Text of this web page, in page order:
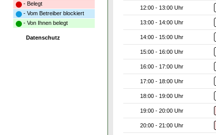
- Belegt
- Vom Betreiber blockiert
- Von Ihnen belegt
Datenschutz
12:00 - 13:00 Uhr
13:00 - 14:00 Uhr
14:00 - 15:00 Uhr
15:00 - 16:00 Uhr
16:00 - 17:00 Uhr
17:00 - 18:00 Uhr
18:00 - 19:00 Uhr
19:00 - 20:00 Uhr
20:00 - 21:00 Uhr